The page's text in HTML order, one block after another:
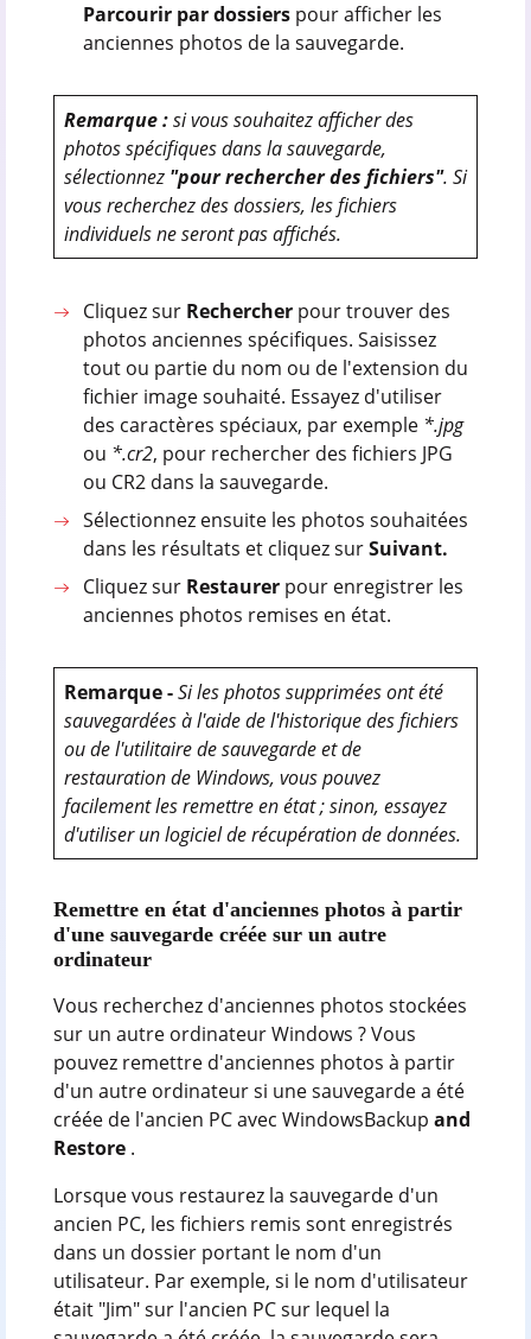
Parcourir par dossiers pour afficher les
anciennes photos de la sauvegarde.
Remarque :si vous souhaitez afficher des
photos spécifiques dans la sauvegarde,
sélectionnez "pour rechercher des fichiers". Si
vous recherchez des dossiers, les fichiers
individuels ne seront pas affichés.
Cliquez sur Rechercher pour trouver des
photos anciennes spécifiques. Saisissez
tout ou partie du nom ou de l'extension du
fichier image souhaité. Essayez d'utiliser
des caractères spéciaux, par exemple *.jpg
ou *.cr2, pour rechercher des fichiers JPG
ou CR2 dans la sauvegarde.
Sélectionnez ensuite les photos souhaitées
dans les résultats et cliquez surSuivant.
Cliquez sur Restaurer pour enregistrer les
anciennes photos remises en état.
Remarque -Si les photos supprimées ont été
sauvegardées à l'aide de l'historique des fichiers
ou de l'utilitaire de sauvegarde et de
restauration de Windows, vous pouvez
facilement les remettre en état ; sinon, essayez
d'utiliser un logiciel de récupération de données.
Remettre en état d'anciennes photos à partir
d'une sauvegarde créée sur un autre
ordinateur
Vous recherchez d'anciennes photos stockées
sur un autre ordinateur Windows ? Vous
pouvez remettre d'anciennes photos à partir
d'un autre ordinateur si une sauvegarde a été
créée de l'ancien PC avec WindowsBackup and
Restore .
Lorsque vous restaurez la sauvegarde d'un
ancien PC, les fichiers remis sont enregistrés
dans un dossier portant le nom d'un
utilisateur. Par exemple, si le nom d'utilisateur
était "Jim" sur l'ancien PC sur lequel la